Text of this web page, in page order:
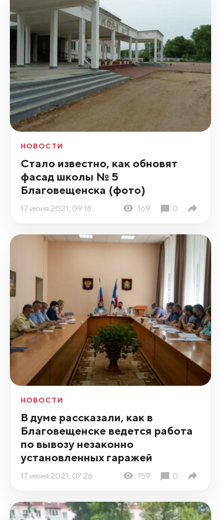
НОВОСТИ
Стало известно, как обновят
фасад школы № 5
Благовещенска (фото)
17 июня 2021, 09:18 169 0
НОВОСТИ
В думе рассказали, как в
Благовещенске ведется работа
по вывозу незаконно
установленных гаражей
17 июня 2021, 07:26 159 0